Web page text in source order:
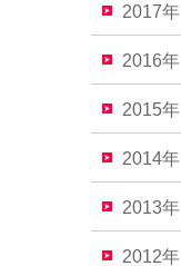
2017年
2016年
2015年
2014年
2013年
2012年